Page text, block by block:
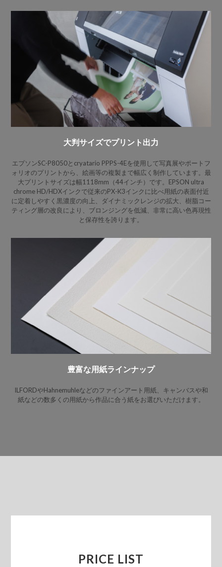
大判サイズでプリント出力
エプソンSC-P8050とcryatario PPPS-4Eを使用して写真展やポートフ
ォリオのプリントから、絵画等の複製まで幅広く制作しています。最
大プリントサイズは幅1118mm（44インチ）です。EPSON ultra
chrome HD/HDXインクで従来のPX-K3インクに比べ用紙の表面付近
に定着しやすく黒濃度の向上、ダイナミックレンジの拡大、樹脂コー
ティング層の改良により、ブロンジングを低減、非常に高い色再現性
と保存性を誇ります。
豊富な用紙ラインナップ
ILFORDやHahnemuhleなどのファインアート用紙、キャンバスや和
紙などの数多くの用紙から作品に合う紙をお選びいただけます。
PRICE LIST